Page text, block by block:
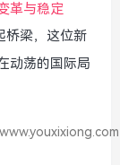
革与稳定
桥梁，这位新
动荡的国际局
www.youxixiong.com